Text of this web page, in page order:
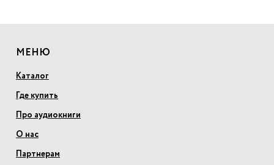
МЕНЮ
Каталог
Где купить
Про аудиокниги
О нас
Партнерам